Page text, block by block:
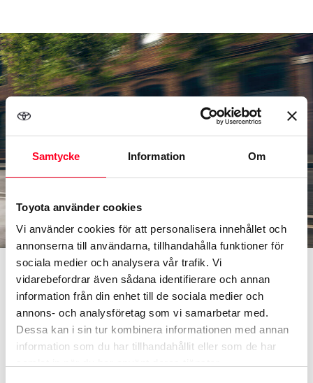
Samtycke Information Om
Toyota använder cookies
Vi använder cookies för att personalisera innehållet och
annonserna till användarna, tillhandahålla funktioner för
sociala medier och analysera vår trafik. Vi
vidarebefordrar även sådana identifierare och annan
information från din enhet till de sociala medier och
annons- och analysföretag som vi samarbetar med.
Dessa kan i sin tur kombinera informationen med annan
information som du har tillhandahållit eller som de har
Corolla Hybrid
Världens mest sålda bil har
uppdaterats och är nu bättre än